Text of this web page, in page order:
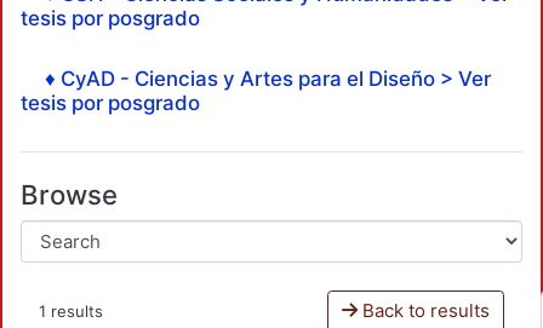
tesis por posgrado
♦ CyAD - Ciencias y Artes para el Diseño > Ver
tesis por posgrado
Browse
1 results Back to results